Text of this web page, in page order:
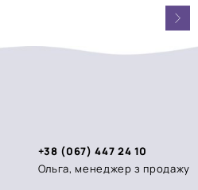
+38 (067) 447 24 10
Ольга, менеджер з продажу